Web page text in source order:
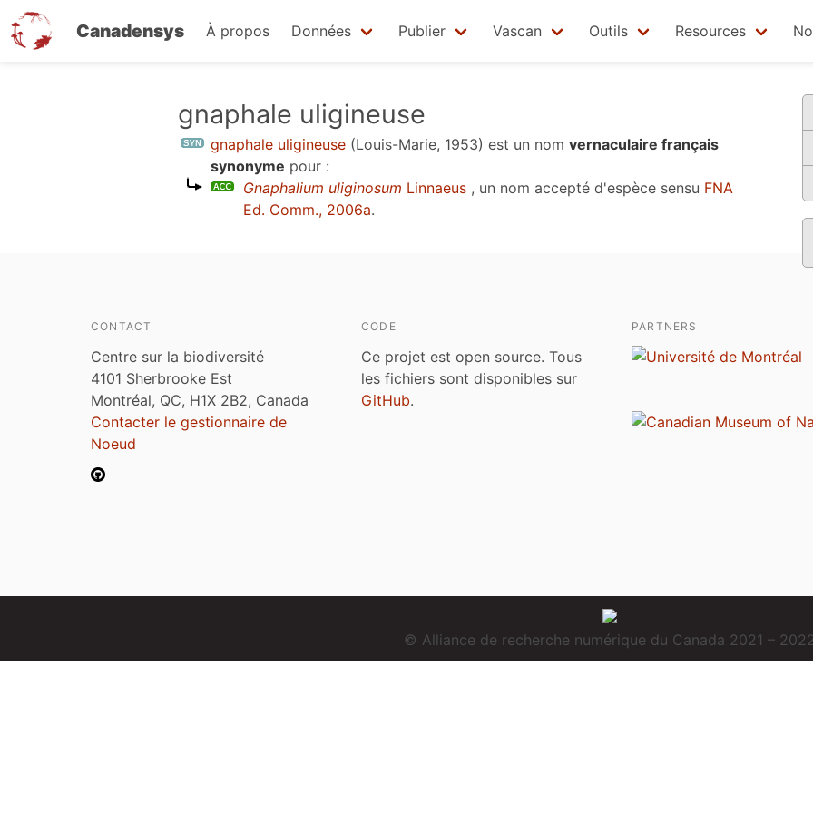
Canadensys À propos Données Publier Vascan Outils Resources
gnaphale uligineuse
gnaphale uligineuse (Louis-Marie, 1953) est un nom vernaculaire français
synonyme pour :
Gnaphalium uliginosum Linnaeus , un nom accepté d'espèce sensu FNA
Ed. Comm., 2006a.
CONTACT
Centre sur la biodiversité
4101 Sherbrooke Est
Montréal, QC, H1X 2B2, Canada
Contacter le gestionnaire de
Noeud
CODE
Ce projet est open source. Tous
les fichiers sont disponibles sur
GitHub.
PARTNERS
© Alliance de recherche numérique du Canada 2021 –